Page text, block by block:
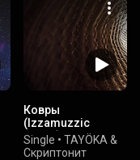
Ковры
(Izzamuzzic
Remix)
Single • TAYÖKA &
Скриптонит